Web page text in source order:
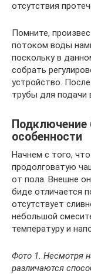
отсутствия
Помните,
потоком воды
поскольку в
собрать
устройство.
трубы для подачи
Подключение
особенности
Начнем с того,
продолговатую
от пола. Внешне
биде отличается
отсутствует
небольшой
температуру и
Фото 1. Несмотря
различаются